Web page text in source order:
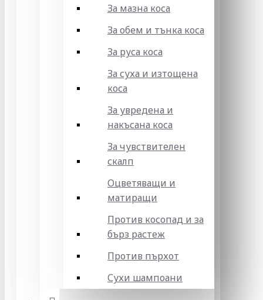
За мазна коса
За обем и тънка коса
За руса коса
За суха и изтощена
коса
За увредена и
накъсана коса
За чувствителен
скалп
Оцветяващи и
матиращи
Против косопад и за
бърз растеж
Против пърхот
Сухи шампоани